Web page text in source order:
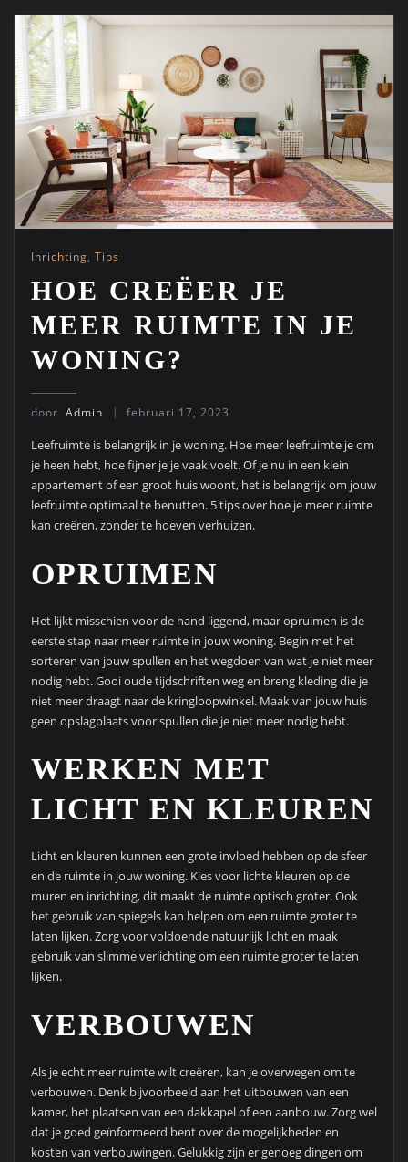
Inrichting, Tips
HOE CREËER JE
MEER RUIMTE IN JE
WONING?
door Admin februari 17, 2023
Leefruimte is belangrijk in je woning. Hoe meer leefruimte je om
je heen hebt, hoe fijner je je vaak voelt. Of je nu in een klein
appartement of een groot huis woont, het is belangrijk om jouw
leefruimte optimaal te benutten. 5 tips over hoe je meer ruimte
kan creëren, zonder te hoeven verhuizen.
OPRUIMEN
Het lijkt misschien voor de hand liggend, maar opruimen is de
eerste stap naar meer ruimte in jouw woning. Begin met het
sorteren van jouw spullen en het wegdoen van wat je niet meer
nodig hebt. Gooi oude tijdschriften weg en breng kleding die je
niet meer draagt naar de kringloopwinkel. Maak van jouw huis
geen opslagplaats voor spullen die je niet meer nodig hebt.
WERKEN MET
LICHT EN KLEUREN
Licht en kleuren kunnen een grote invloed hebben op de sfeer
en de ruimte in jouw woning. Kies voor lichte kleuren op de
muren en inrichting, dit maakt de ruimte optisch groter. Ook
het gebruik van spiegels kan helpen om een ruimte groter te
laten lijken. Zorg voor voldoende natuurlijk licht en maak
gebruik van slimme verlichting om een ruimte groter te laten
lijken.
VERBOUWEN
Als je echt meer ruimte wilt creëren, kan je overwegen om te
verbouwen. Denk bijvoorbeeld aan het uitbouwen van een
kamer, het plaatsen van een dakkapel of een aanbouw. Zorg wel
dat je goed geïnformeerd bent over de mogelijkheden en
kosten van verbouwingen. Gelukkig zijn er genoeg dingen om